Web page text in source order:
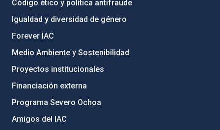
Código ético y política antifraude
Igualdad y diversidad de género
Forever IAC
Medio Ambiente y Sostenibilidad
Proyectos institucionales
Financiación externa
Programa Severo Ochoa
Amigos del IAC